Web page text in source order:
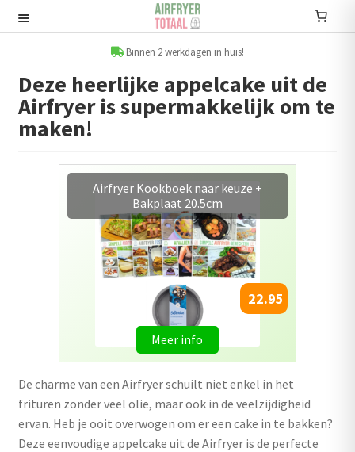
door
naar
Submenu
uitvouwen
Accessoires
uitvouwen
Accessoire sets
Kookboeken
Outlet
Binnen 2 werkdagen in huis!
Deze heerlijke appelcake uit de
Airfryer is supermakkelijk om te
maken!
Exclusieve aanbieding: Airfryer
kookboeken 2 + 1 Gratis!
33.90
Meer info
De charme van een Airfryer schuilt niet enkel in het
frituren zonder veel olie, maar ook in de veelzijdigheid
ervan. Heb je ooit overwogen om er een cake in te bakken?
Deze eenvoudige appelcake uit de Airfryer is de perfecte